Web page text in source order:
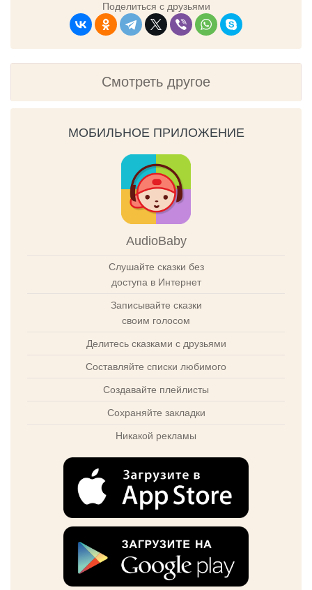
Поделиться с друзьями
Смотреть другое
МОБИЛЬНОЕ ПРИЛОЖЕНИЕ
AudioBaby
Слушайте сказки без
доступа в Интернет
Записывайте сказки
своим голосом
Делитесь сказками с друзьями
Составляйте списки любимого
Создавайте плейлисты
Сохраняйте закладки
Никакой рекламы